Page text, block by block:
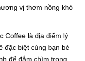
vị thơm nồng khó
Coffee là địa điểm lý
đặc biệt cùng bạn bè
để đắm chìm trong